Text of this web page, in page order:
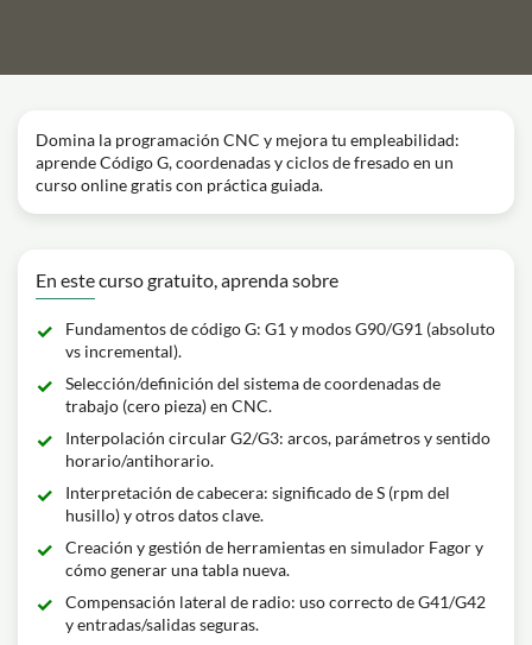
Domina la programación CNC y mejora tu empleabilidad:
aprende Código G, coordenadas y ciclos de fresado en un
curso online gratis con práctica guiada.
En este curso gratuito, aprenda sobre
Fundamentos de código G: G1 y modos G90/G91 (absoluto
vs incremental).
Selección/definición del sistema de coordenadas de
trabajo (cero pieza) en CNC.
Interpolación circular G2/G3: arcos, parámetros y sentido
horario/antihorario.
Interpretación de cabecera: significado de S (rpm del
husillo) y otros datos clave.
Creación y gestión de herramientas en simulador Fagor y
cómo generar una tabla nueva.
Compensación lateral de radio: uso correcto de G41/G42
y entradas/salidas seguras.